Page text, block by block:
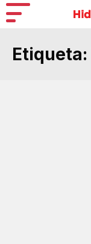
Etiqueta: